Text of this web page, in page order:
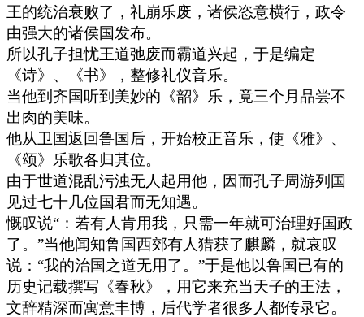
王的统治衰败了，礼崩乐废，诸侯恣意横行，政令
由强大的诸侯国发布。
所以孔子担忧王道弛废而霸道兴起，于是编定
《诗》、《书》，整修礼仪音乐。
当他到齐国听到美妙的《韶》乐，竟三个月品尝不
出肉的美味。
他从卫国返回鲁国后，开始校正音乐，使《雅》、
《颂》乐歌各归其位。
由于世道混乱污浊无人起用他，因而孔子周游列国
见过七十几位国君而无知遇。
慨叹说“：若有人肯用我，只需一年就可治理好国政
了。”当他闻知鲁国西郊有人猎获了麒麟，就哀叹
说：“我的治国之道无用了。”于是他以鲁国已有的
历史记载撰写《春秋》，用它来充当天子的王法，
文辞精深而寓意丰博，后代学者很多人都传录它。